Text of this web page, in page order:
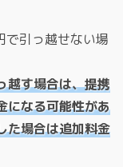
引っ越せない場
越す場合は、提携
になる可能性があ
た場合は追加料金